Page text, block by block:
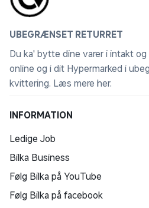
UBEGRÆNSET RETURRET
Du ka' bytte dine varer i intakt og
online og i dit Hypermarked i
kvittering. Læs mere her.
INFORMATION
Ledige Job
Bilka Business
Følg Bilka på YouTube
Følg Bilka på facebook